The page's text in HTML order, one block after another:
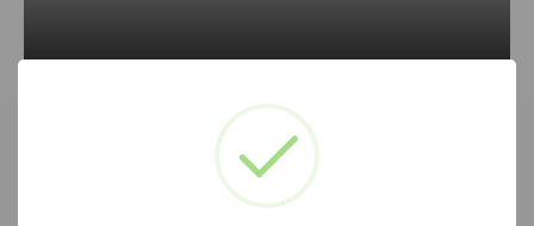
PENGUMUMAN TERBARU